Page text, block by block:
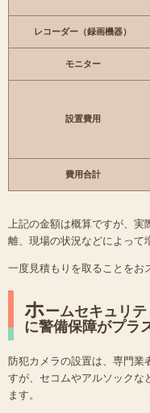
レコーダー（録画機器）
モニター
設置費用
費用合計
上記の金額は概算ですが、実
離、現場の状況などによって
一度見積もりを取ることをお
ホームセキュリ
に警備保障がプラ
防犯カメラの設置は、専門業
すが、セコムやアルソックな
ます。